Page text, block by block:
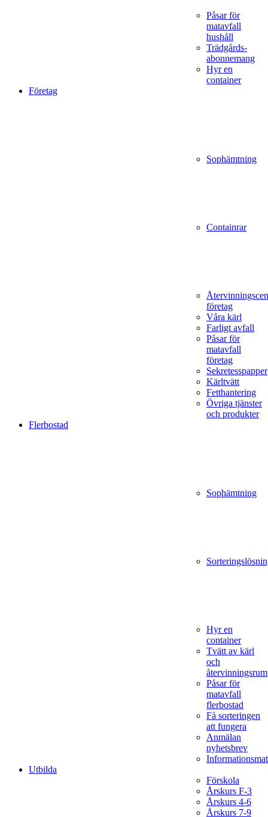
Påsar för
matavfall
hushåll
Trädgårds­
abonnemang
Hyr en
container
Företag
Sophämtning
Containrar
företag
Våra kärl
Farligt avfall
Påsar för
matavfall
företag
Sekretesspapper
Kärltvätt
Fetthantering
Övriga tjänster
och produkter
Flerbostad
Sophämtning
Hyr en
container
Tvätt av kärl
och
återvinningsrum
Påsar för
matavfall
flerbostad
Få sorteringen
att fungera
Anmälan
nyhetsbrev
Utbilda
Förskola
Årskurs F-3
Årskurs 4-6
Årskurs 7-9